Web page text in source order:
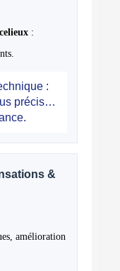
:
:
précis…
&
amélioration